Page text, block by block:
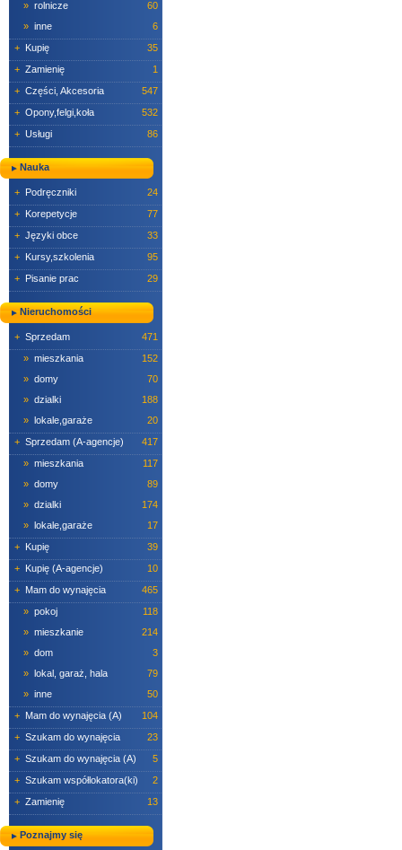
» rolnicze
60
» inne
6
+ Kupię
35
+ Zamienię
1
+ Części, Akcesoria
547
+ Opony,felgi,koła
532
+ Usługi 86
Nauka
+ Podręczniki
24
+ Korepetycje
77
+ Języki obce
33
+ Kursy,szkolenia
95
+ Pisanie prac 29
Nieruchomości
+ Sprzedam
471
» mieszkania
152
» domy
70
» dzialki
188
» lokale,garaże
20
+ Sprzedam (A-agencje)
417
» mieszkania
117
» domy
89
» dzialki
174
» lokale,garaże
17
+ Kupię
39
+ Kupię (A-agencje)
10
+ Mam do wynajęcia
465
» pokoj
118
» mieszkanie
214
» dom
3
» lokal, garaż, hala
79
» inne
50
+ Mam do wynajęcia (A)
104
+ Szukam do wynajęcia
23
+ Szukam do wynajęcia (A)
5
+ Szukam współlokatora(ki)
2
+ Zamienię 13
Poznajmy się